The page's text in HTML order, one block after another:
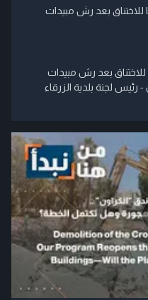
بعد رش مبيدات
بعد رش مبيدات
لجنة بلدية الزرقاء